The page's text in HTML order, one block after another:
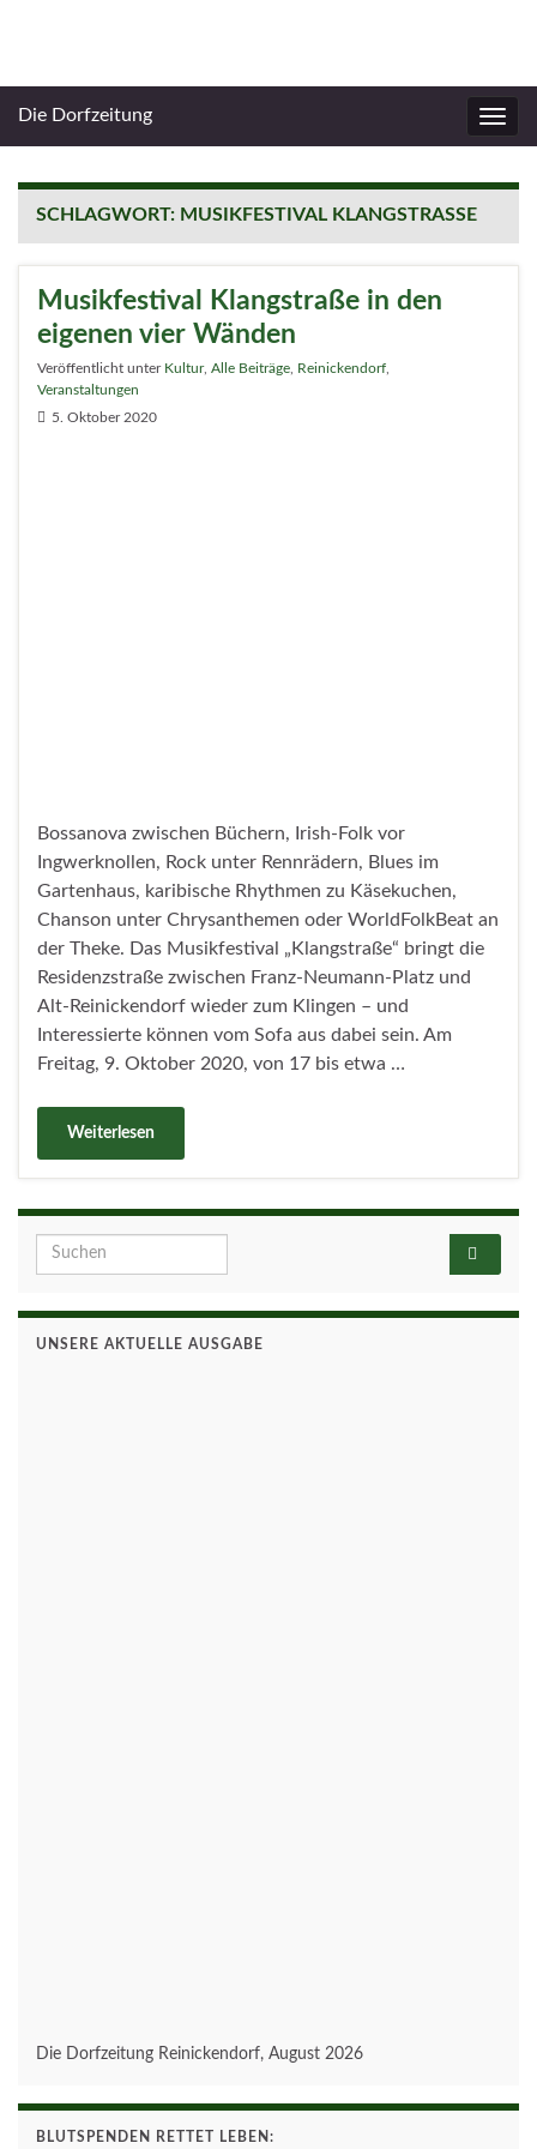
Die Dorfzeitung
SCHLAGWORT: MUSIKFESTIVAL KLANGSTRASSE
Musikfestival Klangstraße in den
eigenen vier Wänden
Veröffentlicht unter Kultur, Alle Beiträge Reinickendorf
Veranstaltungen
5. Oktober 2020
Bossanova zwischen Büchern, Irish-Folk vor
Ingwerknollen, Rock unter Rennrädern, Blues im
Gartenhaus, karibische Rhythmen zu Käsekuchen,
Chanson unter Chrysanthemen oder WorldFolkBeat an
der Theke. Das Musikfestival „Klangstraße“ bringt die
Residenzstraße zwischen Franz-Neumann-Platz und
Alt-Reinickendorf wieder zum Klingen – und
Interessierte können vom Sofa aus dabei sein. Am
Freitag, 9. Oktober 2020, von 17 bis etwa …
Weiterlesen
Search for:
UNSERE AKTUELLE AUSGABE
Die Dorfzeitung Reinickendorf, August 2026
BLUTSPENDEN RETTET LEBEN: